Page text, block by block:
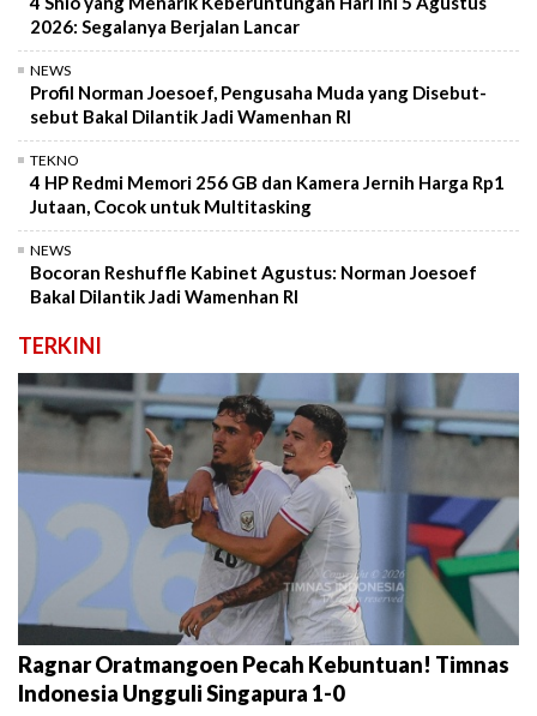
2026: Segalanya Berjalan Lancar
NEWS
Profil Norman Joesoef, Pengusaha Muda yang Disebut-
sebut Bakal Dilantik Jadi Wamenhan RI
TEKNO
4 HP Redmi Memori 256 GB dan Kamera Jernih Harga Rp1
Jutaan, Cocok untuk Multitasking
NEWS
Bocoran Reshuffle Kabinet Agustus: Norman Joesoef
Bakal Dilantik Jadi Wamenhan RI
TERKINI
Ragnar Oratmangoen Pecah Kebuntuan! Timnas
Indonesia Ungguli Singapura 1-0